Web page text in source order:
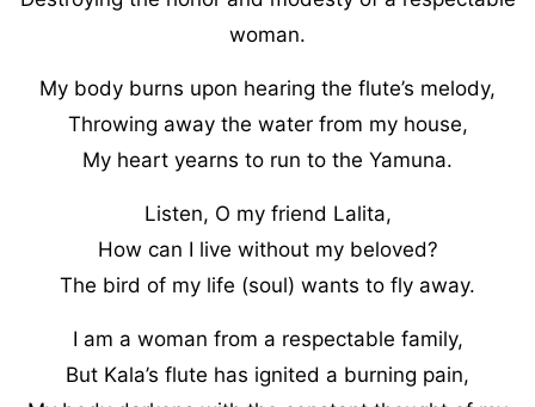
woman.
My body burns upon hearing the flute’s melody,
Throwing away the water from my house,
My heart yearns to run to the Yamuna.
Listen, O my friend Lalita,
How can I live without my beloved?
The bird of my life (soul) wants to fly away.
I am a woman from a respectable family,
But Kala’s flute has ignited a burning pain,